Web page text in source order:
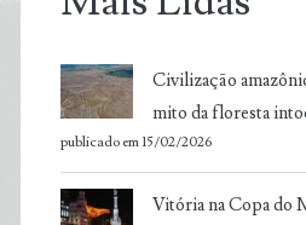
Civilização
mito da floresta
publicado em 15/02/2026
Vitória na Copa do